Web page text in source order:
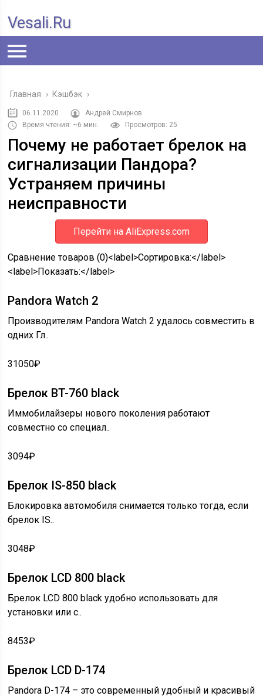
Vesali.ru
Главная › Кэшбэк ›
06.11.2020
Андрей Смирнов
Время чтения: ~6 мин.
Просмотров: 25
Почему не работает брелок на
сигнализации Пандора?
Устраняем причины
неисправности
Перейти на AliExpress.com
Сравнение товаров (0)<label>Сортировка:</label>
<label>Показать:</label>
Pandora Watch 2
Производителям Pandora Watch 2 удалось совместить в
одних Гл..
31050₽
Брелок BT-760 black
Иммобилайзеры нового поколения работают
совместно со специал..
3094₽
Брелок IS-850 black
Блокировка автомобиля снимается только тогда, если
брелок IS..
3048₽
Брелок LCD 800 black
Брелок LCD 800 black удобно использовать для
установки или с..
8453₽
Брелок LCD D-174
Pandora D-174 – это современный удобный и красивый